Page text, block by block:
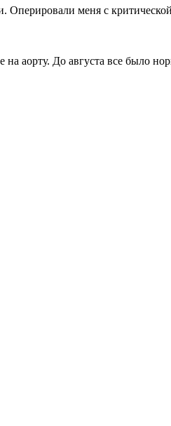
Оперировали меня с
аорту. До августа все было